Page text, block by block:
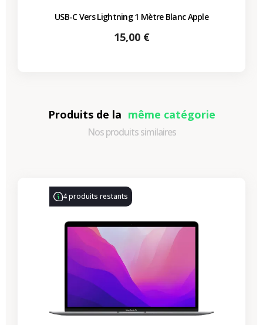
USB-C Vers Lightning 1 Mètre Blanc Apple
Prix
15,00 €
Produits de la même catégorie
Nos produits similaires
4 produits restants